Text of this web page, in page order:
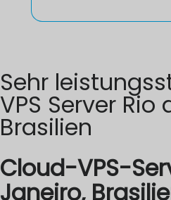
Sehr
VPS Server Rio
Brasilien
Cloud-VPS-
Janeiro,